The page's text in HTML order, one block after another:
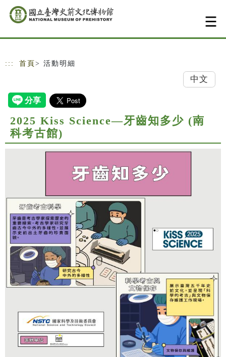
跳到主要內容
網站導覽
::: 首頁 > 活動明細
中文
2025 Kiss Science—牙齒知多少 (南
科考古館)